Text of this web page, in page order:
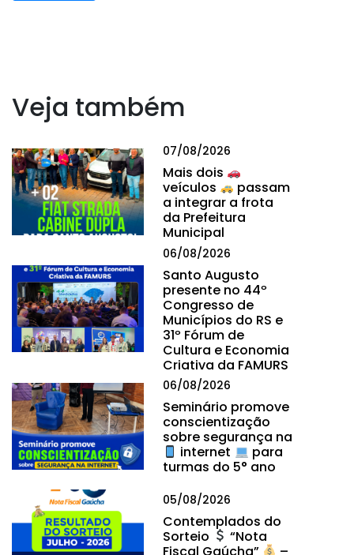
Veja também
07/08/2026
Mais dois
veículos
passam
a integrar a frota
da Prefeitura
Municipal
06/08/2026
Santo Augusto
presente no 44º
Congresso de
Municípios do RS e
31º Fórum de
Cultura e Economia
Criativa da FAMURS
06/08/2026
Seminário promove
conscientização
sobre segurança na
internet
para
turmas do 5° ano
05/08/2026
Contemplados do
Sorteio
“Nota
Fiscal Gaúcha”
–